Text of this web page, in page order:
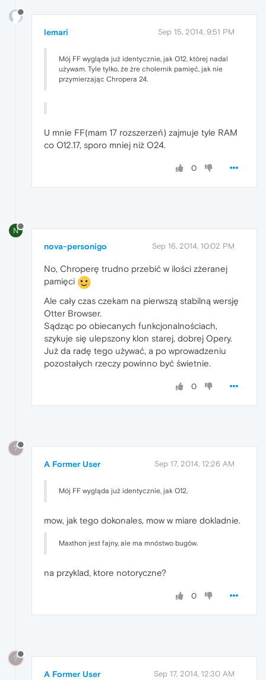
lemari Sep 15, 2014, 9:51 PM
Mój FF wygląda już identycznie, jak O12, której nadal
używam. Tyle tylko, że żre cholernik pamięć, jak nie
przymierzając Chropera 24.
U mnie FF(mam 17 rozszerzeń) zajmuje tyle RAM
co O12.17, sporo mniej niż O24.
0
N
nova-personigo Sep 16, 2014, 10:02 PM
No, Chroperę trudno przebić w ilości zżeranej
pamięci
Ale cały czas czekam na pierwszą stabilną wersję
Otter Browser.
Sądząc po obiecanych funkcjonalnościach,
szykuje się ulepszony klon starej, dobrej Opery.
Już da radę tego używać, a po wprowadzeniu
pozostałych rzeczy powinno być świetnie.
0
?
A Former User Sep 17, 2014, 12:26 AM
Mój FF wygląda już identycznie, jak O12,
mow, jak tego dokonales, mow w miare dokladnie.
Maxthon jest fajny, ale ma mnóstwo bugów.
na przyklad, ktore notoryczne?
0
?
A Former User Sep 17, 2014, 12:30 AM